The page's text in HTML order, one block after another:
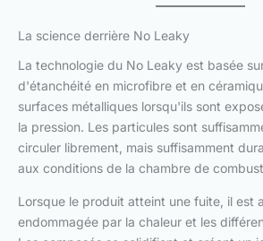
La science derrière No Leaky
La technologie du No Leaky est basée
d'étanchéité en microfibre et en
surfaces métalliques lorsqu'ils sont
la pression. Les particules sont
circuler librement, mais suffisamment
aux conditions de la chambre de
Lorsque le produit atteint une fuite, il est
endommagée par la chaleur et les